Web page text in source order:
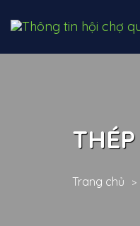
Trang chủ